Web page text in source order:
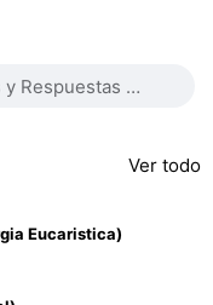
Ver todo
Eucaristica)